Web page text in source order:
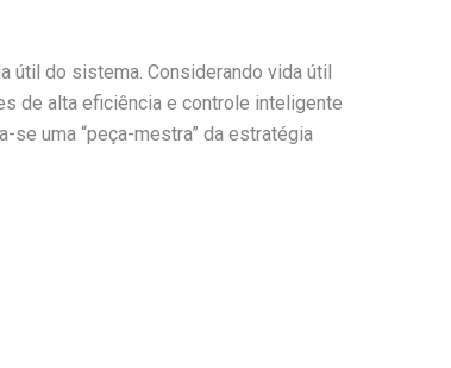
útil do sistema. Considerando vida útil
de alta eficiência e controle inteligente
se uma “peça-mestra” da estratégia